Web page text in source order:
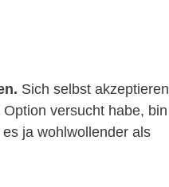
Sich selbst akzeptieren
versucht habe, bin
ja wohlwollender als